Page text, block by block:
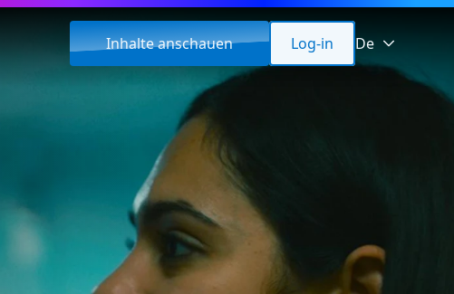
Inhalte anschauen Log-in De